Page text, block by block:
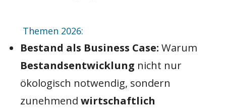
Themen 2026:
Bestand als Business Case: Warum
Bestandsentwicklung nicht nur
ökologisch notwendig, sondern
zunehmend wirtschaftlich